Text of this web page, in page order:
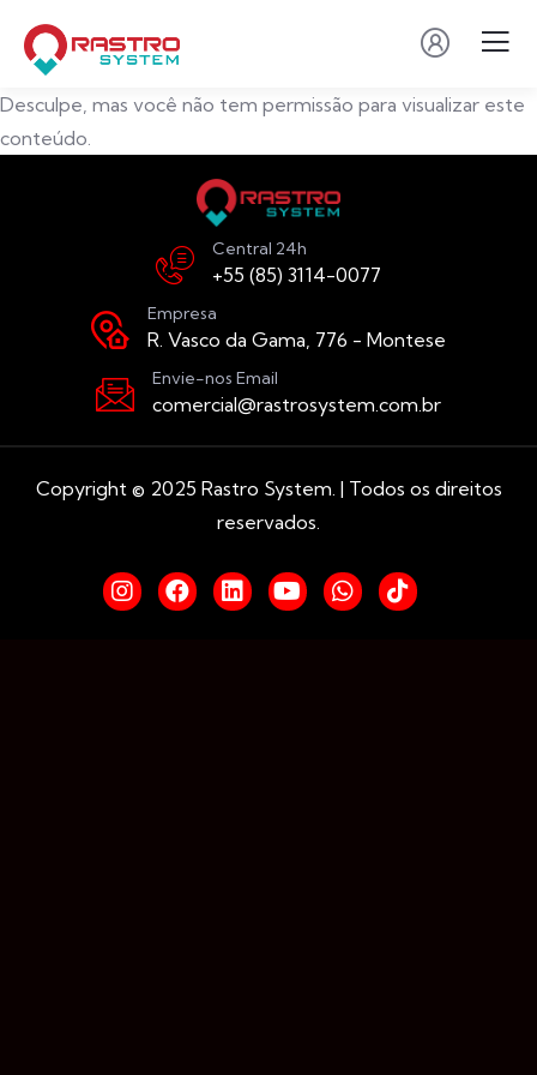
Desculpe, mas você não tem permissão para visualizar este
conteúdo.
Central 24h
+55 (85) 3114-0077
Empresa
R. Vasco da Gama, 776 - Montese
Envie-nos Email
comercial@rastrosystem.com.br
Copyright © 2025 Rastro System. | Todos os direitos
reservados.